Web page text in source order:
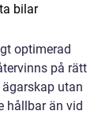
bilar
optimerad
på rätt
utan
hållbar än vid